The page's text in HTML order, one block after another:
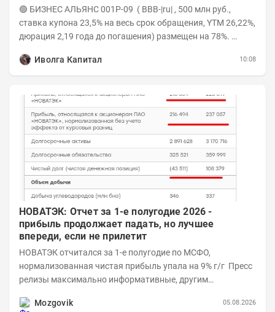
🟢 БИЗНЕС АЛЬЯНС 001P-09 ( BBB-|ru| , 500 млн руб.,
ставка купона 23,5% на весь срок обращения, YTM 26,22%,
дюрация 2,19 года до погашения) размещен на 78%.
Иволга Капитал
10:08
НОВАТЭК: Отчет за 1-е полугодие 2026 -
прибыль продолжает падать, но лучшее
впереди, если не прилетит
НОВАТЭК отчитался за 1-е полугодие по МСФО,
нормализованная чистая прибыль упала на 9% г/г Пресс
релизы максимально информативные, другим
Mozgovik
05.08.2026